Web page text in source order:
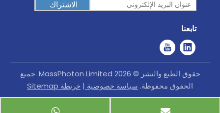
الاشتراك
تابعنا
حقوق الطبع والنشر © 2026
MassPhoton Limited. جميع
الحقوق محفوظة. سياسة خصوصية | خريطة Sitemap